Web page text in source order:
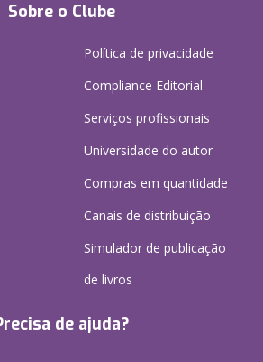
Sobre o Clube
Política de privacidade
Compliance Editorial
Serviços profissionais
Universidade do autor
Compras em quantidade
Canais de distribuição
Simulador de publicação
de livros
de ajuda?